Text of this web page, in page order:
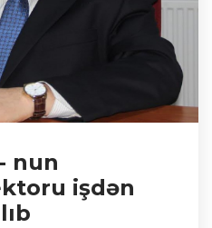
nun
işdən